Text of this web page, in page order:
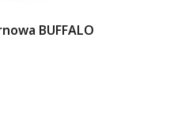
BUFFALO